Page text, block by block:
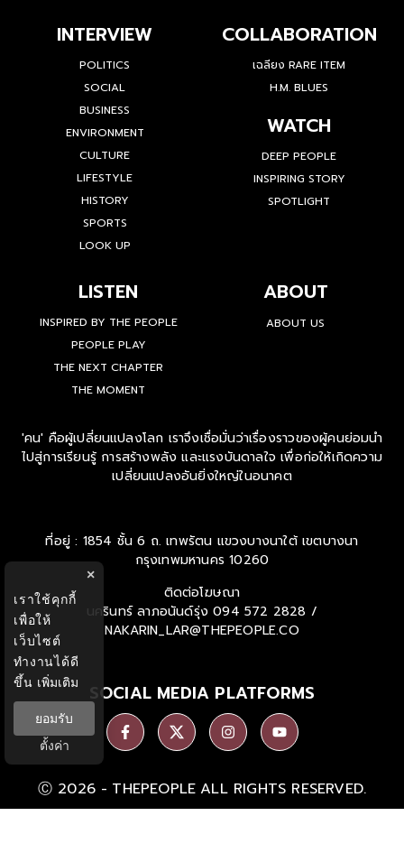
INTERVIEW
POLITICS
SOCIAL
BUSINESS
ENVIRONMENT
CULTURE
LIFESTYLE
HISTORY
SPORTS
LOOK UP
COLLABORATION
เฉลียง RARE ITEM
H.M. BLUES
WATCH
DEEP PEOPLE
INSPIRING STORY
SPOTLIGHT
LISTEN
INSPIRED BY THE PEOPLE
PEOPLE PLAY
THE NEXT CHAPTER
THE MOMENT
ABOUT
ABOUT US
'คน' คือผู้เปลี่ยนแปลงโลก เราจึงเชื่อมั่นว่าเรื่องราวของผู้คนย่อมนำ
ไปสู่การเรียนรู้ การสร้างพลัง และแรงบันดาลใจ เพื่อก่อให้เกิดความ
เปลี่ยนแปลงอันยิ่งใหญ่ในอนาคต
ที่อยู่ : 1854 ชั้น 6 ถ. เทพรัตน แขวงบางนาใต้ เขตบางนา
กรุงเทพมหานคร 10260
ติดต่อโฆษณา
นครินทร์ ลาภอนันด์รุ่ง 094 572 2828 /
NAKARIN_LAR@THEPEOPLE.CO
SOCIAL MEDIA PLATFORMS
Ⓒ 2026 - THEPEOPLE ALL RIGHTS RESERVED.
×
เราใช้คุกกี้
เพื่อให้
เว็บไซต์
ทำงานได้ดี
ขึ้น เพิ่มเติม
ยอมรับ
ตั้งค่า